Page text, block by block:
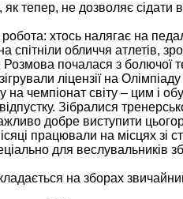
як тепер, не дозволяє
хтось налягає на
спітніли обличчя атлетів,
Розмова почалася з болючої
ліцензії на
на чемпіонат світу – цим і
Зібралися
добре виступити
працювали на місцях зі
для веслувальників
на зборах